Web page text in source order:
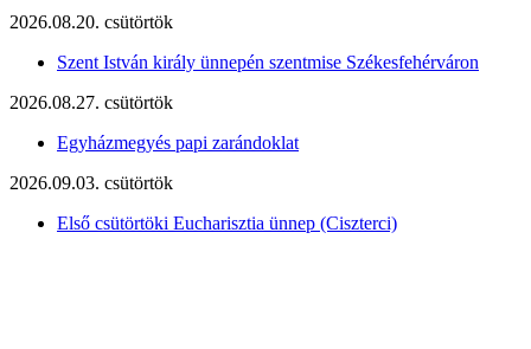
2026.08.20. csütörtök
Szent István király ünnepén szentmise Székesfehérváron
2026.08.27. csütörtök
Egyházmegyés papi zarándoklat
2026.09.03. csütörtök
Első csütörtöki Eucharisztia ünnep (Ciszterci)